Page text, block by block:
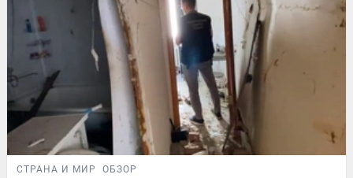
СТРАНА И МИР ОБЗОР